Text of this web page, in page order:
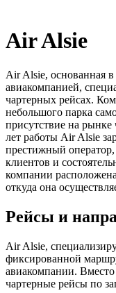
Air Alsie
Air Alsie, основанная в
авиакомпанией,
чартерных рейсах.
небольшого парка
присутствие на рынке
лет работы Air Alsie
престижный
клиентов и
компании
откуда она
Рейсы и
Air Alsie,
фиксированной
авиакомпании. Вместо
чартерные рейсы по